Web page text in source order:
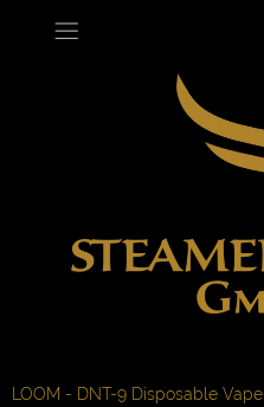
LOOM - DNT-9 Disposable Vape